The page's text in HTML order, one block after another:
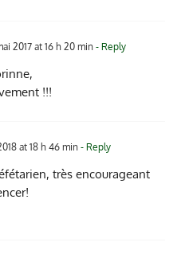
2017 at 16 h 20 min - Reply
!!!
at 18 h 46 min- Reply
très encourageant